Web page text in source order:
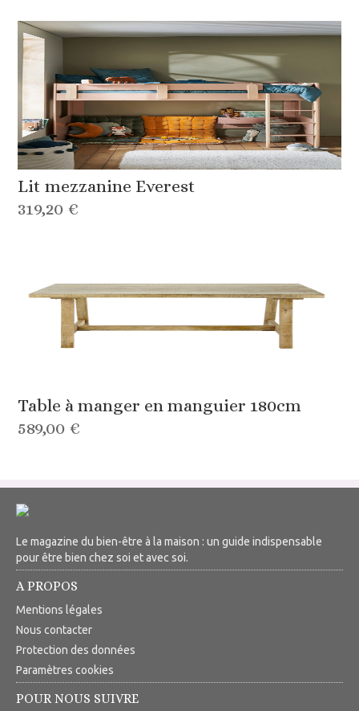
Lit mezzanine Everest
319,20 €
Table à manger en manguier 180cm
589,00 €
Le magazine du bien-être à la maison : un guide indispensable
pour être bien chez soi et avec soi.
A PROPOS
Mentions légales
Nous contacter
Protection des données
Paramètres cookies
POUR NOUS SUIVRE